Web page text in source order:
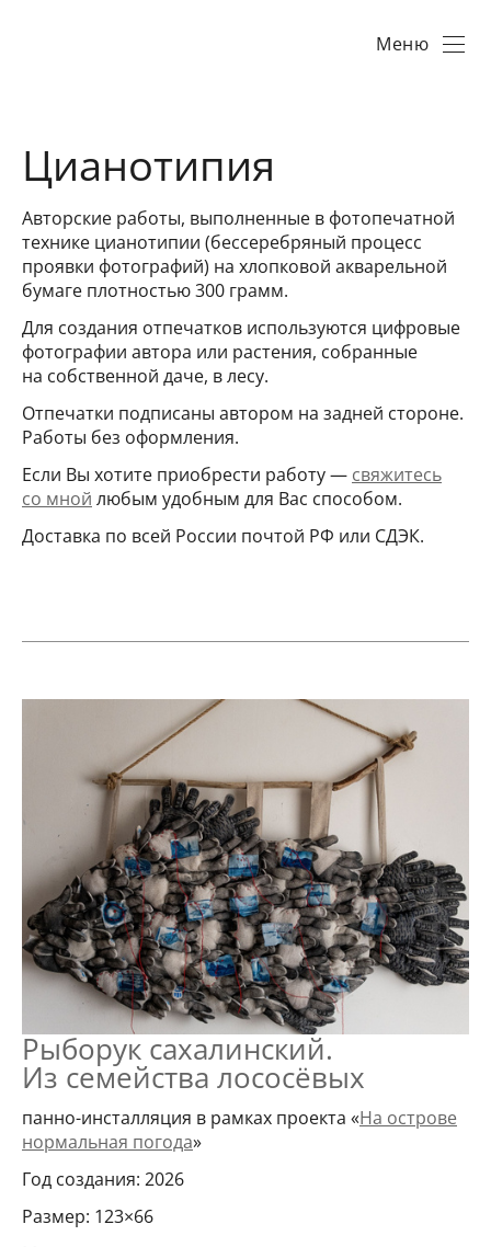
Меню
Цианотипия
Авторские работы, выполненные в фотопечатной
технике цианотипии (бессеребряный процесс
проявки фотографий) на хлопковой акварельной
бумаге плотностью 300 грамм.
Для создания отпечатков используются цифровые
фотографии автора или растения, собранные
на собственной даче, в лесу.
Отпечатки подписаны автором на задней стороне.
Работы без оформления.
Если Вы хотите приобрести работу — свяжитесь
со мной любым удобным для Вас способом.
Доставка по всей России почтой РФ или СДЭК.
Рыборук сахалинский.
Из семейства лососёвых
панно-инсталляция в рамках проекта «На острове
нормальная погода»
Год создания: 2026
Размер: 123×66